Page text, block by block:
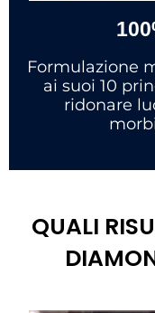
Formulazione
ai suoi 10
ridonare
QUALI